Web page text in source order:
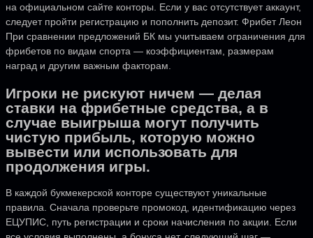
на официальном сайте конторы. Если у вас отсутствует аккаунт,
следует пройти регистрацию и пополнить депозит. Фрибет Леон
При сравнении предложений БК мы учитываем ограничения для
фрибетов по видам спорта — коэффициентам, размерам
наград и другим важным факторам.
Игроки не рискуют ничем — делая
ставки на фрибетные средства, а в
случае выигрыша могут получить
чистую прибыль, которую можно
вывести или использовать для
продолжения игры.
В каждой букмекерской конторе существуют уникальные
правила. Сначала проверьте промокод, идентификацию через
ЕЦУПИС, путь регистрации и сроки начисления по акции. Если